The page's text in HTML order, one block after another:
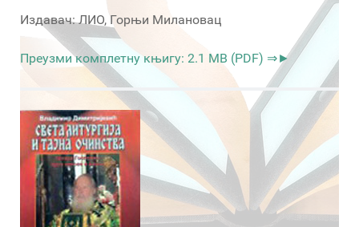
Издавач: ЛИО, Горњи Милановац
Преузми комплетну књигу: 2.1 MB (PDF) ⇒►